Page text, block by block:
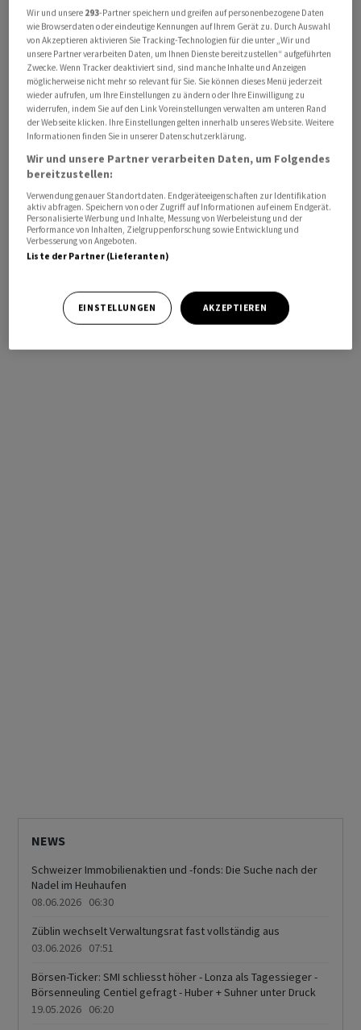
Umsatz
KURSENTWICKLUNG
Sie erhalten verzögerte Kurse.
Jetzt Realtime Daten erhalten
NEWS
Schweizer Immobilienaktien und -fonds: Die Suche nach der
Nadel im Heuhaufen
08.06.2026 06:30
Züblin wechselt Verwaltungsrat fast vollständig aus
03.06.2026 07:51
Börsen-Ticker: SMI schliesst höher - Lonza als Tagessieger -
Börsenneuling Centiel gefragt - Huber + Suhner unter Druck
19.05.2026 06:20
Wir und unsere 293-Partner speichern und greifen auf personenbezogene Daten
wie Browserdaten oder eindeutige Kennungen auf Ihrem Gerät zu. Durch Auswahl
von Akzeptieren aktivieren Sie Tracking-Technologien für die unter „Wir und
unsere Partner verarbeiten Daten, um Ihnen Dienste bereitzustellen“ aufgeführten
Zwecke. Wenn Tracker deaktiviert sind, sind manche Inhalte und Anzeigen
möglicherweise nicht mehr so relevant für Sie. Sie können dieses Menü jederzeit
wieder aufrufen, um Ihre Einstellungen zu ändern oder Ihre Einwilligung zu
widerrufen, indem Sie auf den Link Voreinstellungen verwalten am unteren Rand
der Webseite klicken. Ihre Einstellungen gelten innerhalb unseres Website. Weitere
Informationen finden Sie in unserer Datenschutzerklärung.
Wir und unsere Partner verarbeiten Daten, um Folgendes
bereitzustellen:
Verwendung genauer Standortdaten. Endgeräteeigenschaften zur Identifikation
aktiv abfragen. Speichern von oder Zugriff auf Informationen auf einem Endgerät.
Personalisierte Werbung und Inhalte, Messung von Werbeleistung und der
Performance von Inhalten, Zielgruppenforschung sowie Entwicklung und
Verbesserung von Angeboten.
Liste der Partner (Lieferanten)
EINSTELLUNGEN AKZEPTIEREN